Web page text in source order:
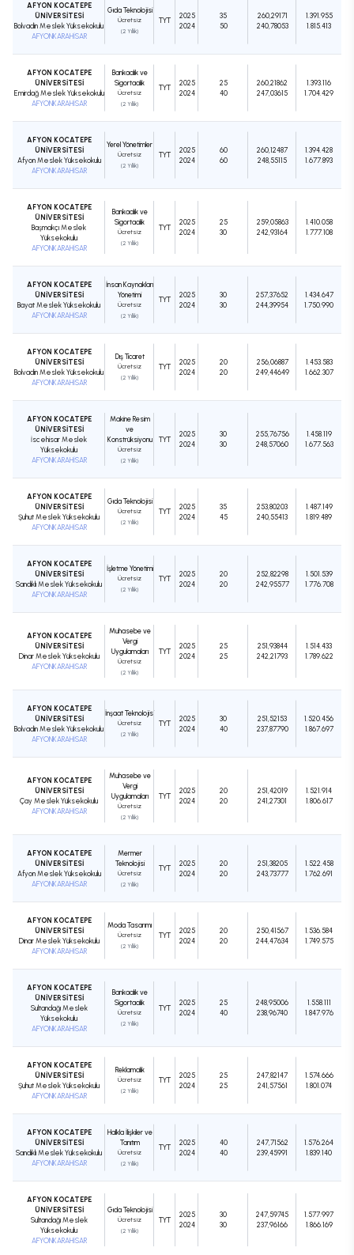
AFYON KOCATEPE
ÜNİVERSİTESİ
Bolvadin Meslek Yüksekokulu
AFYONKARAHİSAR
Gıda Teknolojisi
Ücretsiz
(2 Yıllık)
TYT
2025
2024
35
50
260,29171
240,78053
1.391.955
1.815.413
AFYON KOCATEPE
ÜNİVERSİTESİ
Emirdağ Meslek Yüksekokulu
AFYONKARAHİSAR
Bankacılık ve
Sigortacılık
Ücretsiz
(2 Yıllık)
TYT
2025
2024
25
40
260,21862
247,03615
1.393.116
1.704.429
AFYON KOCATEPE
ÜNİVERSİTESİ
Afyon Meslek Yüksekokulu
AFYONKARAHİSAR
Yerel Yönetimler
Ücretsiz
(2 Yıllık)
TYT
2025
2024
60
60
260,12487
248,55115
1.394.428
1.677.893
AFYON KOCATEPE
ÜNİVERSİTESİ
Başmakçı Meslek
Yüksekokulu
AFYONKARAHİSAR
Bankacılık ve
Sigortacılık
Ücretsiz
(2 Yıllık)
TYT
2025
2024
25
30
259,05863
242,93164
1.410.058
1.777.108
AFYON KOCATEPE
ÜNİVERSİTESİ
Bayat Meslek Yüksekokulu
AFYONKARAHİSAR
İnsan Kaynakları
Yönetimi
Ücretsiz
(2 Yıllık)
TYT
2025
2024
30
30
257,37652
244,39954
1.434.647
1.750.990
AFYON KOCATEPE
ÜNİVERSİTESİ
Bolvadin Meslek Yüksekokulu
AFYONKARAHİSAR
Dış Ticaret
Ücretsiz
(2 Yıllık)
TYT
2025
2024
20
20
256,06887
249,44649
1.453.583
1.662.307
AFYON KOCATEPE
ÜNİVERSİTESİ
İscehisar Meslek
Yüksekokulu
AFYONKARAHİSAR
Makine Resim
ve
Konstrüksiyonu
Ücretsiz
(2 Yıllık)
TYT
2025
2024
30
30
255,76756
248,57060
1.458.119
1.677.563
AFYON KOCATEPE
ÜNİVERSİTESİ
Şuhut Meslek Yüksekokulu
AFYONKARAHİSAR
Gıda Teknolojisi
Ücretsiz
(2 Yıllık)
TYT
2025
2024
35
45
253,80203
240,55413
1.487.149
1.819.489
AFYON KOCATEPE
ÜNİVERSİTESİ
Sandıklı Meslek Yüksekokulu
AFYONKARAHİSAR
İşletme Yönetimi
Ücretsiz
(2 Yıllık)
TYT
2025
2024
20
20
252,82298
242,95577
1.501.539
1.776.708
AFYON KOCATEPE
ÜNİVERSİTESİ
Dinar Meslek Yüksekokulu
AFYONKARAHİSAR
Muhasebe ve
Vergi
Uygulamaları
Ücretsiz
(2 Yıllık)
TYT
2025
2024
25
25
251,93844
242,21793
1.514.433
1.789.622
AFYON KOCATEPE
ÜNİVERSİTESİ
Bolvadin Meslek Yüksekokulu
AFYONKARAHİSAR
İnşaat Teknolojisi
Ücretsiz
(2 Yıllık)
TYT
2025
2024
30
40
251,52153
237,87790
1.520.456
1.867.697
AFYON KOCATEPE
ÜNİVERSİTESİ
Çay Meslek Yüksekokulu
AFYONKARAHİSAR
Muhasebe ve
Vergi
Uygulamaları
Ücretsiz
(2 Yıllık)
TYT
2025
2024
20
20
251,42019
241,27301
1.521.914
1.806.617
AFYON KOCATEPE
ÜNİVERSİTESİ
Afyon Meslek Yüksekokulu
AFYONKARAHİSAR
Mermer
Teknolojisi
Ücretsiz
(2 Yıllık)
TYT
2025
2024
20
20
251,38205
243,73777
1.522.458
1.762.691
AFYON KOCATEPE
ÜNİVERSİTESİ
Dinar Meslek Yüksekokulu
AFYONKARAHİSAR
Moda Tasarımı
Ücretsiz
(2 Yıllık)
TYT
2025
2024
20
20
250,41567
244,47634
1.536.584
1.749.575
AFYON KOCATEPE
ÜNİVERSİTESİ
Sultandağı Meslek
Yüksekokulu
AFYONKARAHİSAR
Bankacılık ve
Sigortacılık
Ücretsiz
(2 Yıllık)
TYT
2025
2024
25
40
248,95006
238,96740
1.558.111
1.847.976
AFYON KOCATEPE
ÜNİVERSİTESİ
Şuhut Meslek Yüksekokulu
AFYONKARAHİSAR
Reklamcılık
Ücretsiz
(2 Yıllık)
TYT
2025
2024
25
25
247,82147
241,57561
1.574.666
1.801.074
AFYON KOCATEPE
ÜNİVERSİTESİ
Sandıklı Meslek Yüksekokulu
AFYONKARAHİSAR
Halkla İlişkiler ve
Tanıtım
Ücretsiz
(2 Yıllık)
TYT
2025
2024
40
40
247,71562
239,45991
1.576.264
1.839.140
AFYON KOCATEPE
ÜNİVERSİTESİ
Sultandağı Meslek
Yüksekokulu
AFYONKARAHİSAR
Gıda Teknolojisi
Ücretsiz
(2 Yıllık)
TYT
2025
2024
30
30
247,59745
237,96166
1.577.997
1.866.169